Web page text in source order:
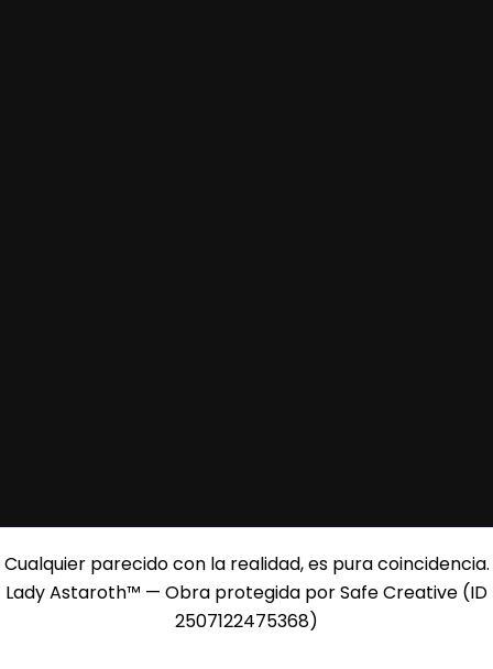
Cualquier parecido con la realidad, es pura coincidencia.
Lady Astaroth™ — Obra protegida por Safe Creative (ID
2507122475368)